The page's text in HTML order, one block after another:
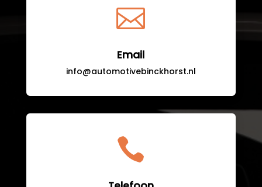

Email
info@automotivebinckhorst.nl
